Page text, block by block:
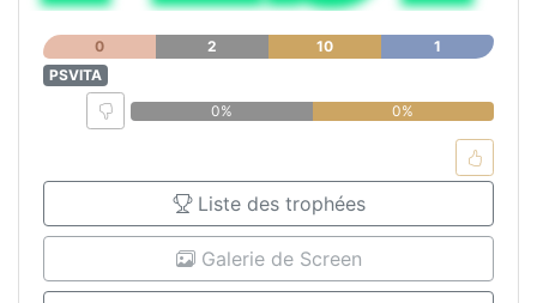
0 2 10
1
PSVITA
0%
0%
Liste des trophées
Galerie de Screen